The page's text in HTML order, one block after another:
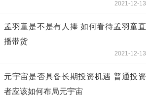
2021-12-13
孟羽童是不是有人捧 如何看待孟羽童直
播带货
2021-12-13
元宇宙是否具备长期投资机遇 普通投资
者应该如何布局元宇宙